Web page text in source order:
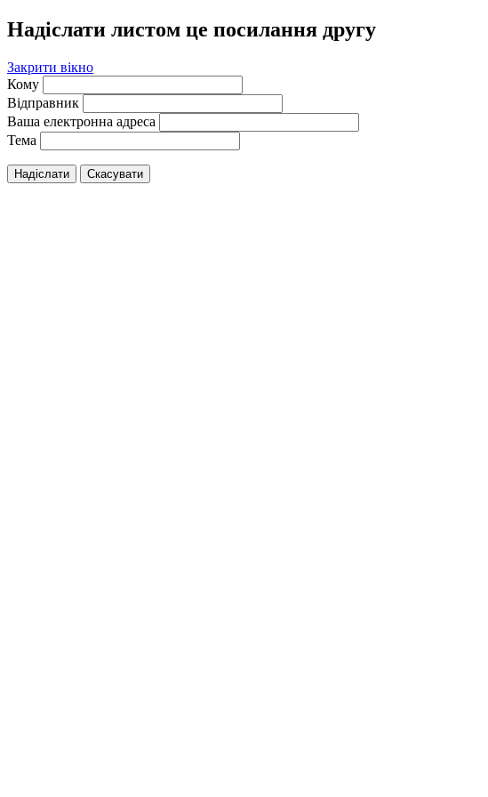
Надіслати листом це посилання другу
Закрити вікно
Кому
Відправник
Ваша електронна адреса
Тема
Надіслати Скасувати